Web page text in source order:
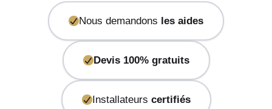
Nous demandons les aides
Devis 100% gratuits
Installateurs certifiés